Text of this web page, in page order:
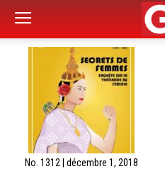
No. 1312 | décembre 1, 2018